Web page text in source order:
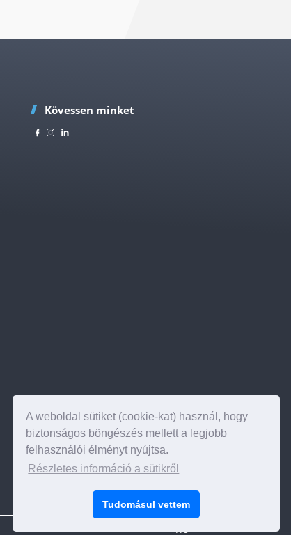
A weboldal sütiket (cookie-kat) használ, hogy
biztonságos böngészés mellett a legjobb
felhasználói élményt nyújtsa.
Részletes információ a sütikről
Tudomásul vettem
Kövessen minket
Az oldal tetejére
HU